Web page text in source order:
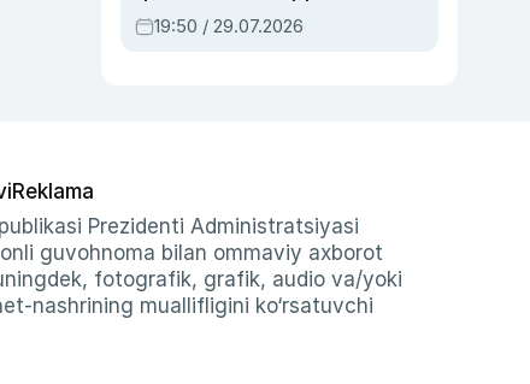
qahramon — Ukraina
armiyasi bosh
19:50 / 29.07.2026
Reklama
Prezidenti Administratsiyasi
guvohnoma bilan ommaviy axborot
fotografik, grafik, audio va/yoki
nashrining muallifligini ko‘rsatuvchi